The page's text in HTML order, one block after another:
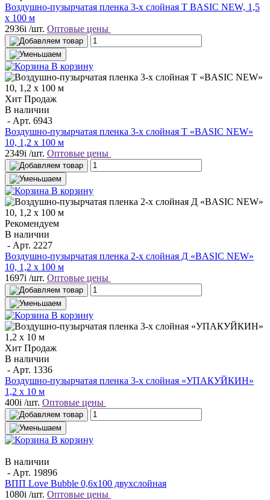
Воздушно-пузырчатая пленка 3-х слойная T BASIC NEW, 1,5
х 100 м
2936i /шт. Оптовые цены
В корзину
Хит Продаж
В наличии
- Арт. 6943
Воздушно-пузырчатая пленка 3-х слойная T «BASIC NEW»
10, 1,2 х 100 м
2349i /шт. Оптовые цены
В корзину
Рекомендуем
В наличии
- Арт. 2227
Воздушно-пузырчатая пленка 2-х слойная Д «BASIC NEW»
10, 1,2 х 100 м
1697i /шт. Оптовые цены
В корзину
Хит Продаж
В наличии
- Арт. 1336
Воздушно-пузырчатая пленка 3-х слойная «УПАКУЙКИН»
1,2 х 10 м
400i /шт. Оптовые цены
В корзину
В наличии
- Арт. 19896
ВПП Love Bubble 0,6х100 двухслойная
1080i /шт. Оптовые цены